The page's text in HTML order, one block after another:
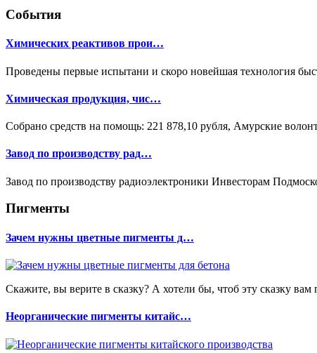
События
Химических реактивов прои…
Проведены первые испытани и скоро новейшая технология
Химическая продукция, чис…
Собрано средств на помощь: 221 878,10 рубля, Амурские
Завод по производству рад…
Завод по производству радиоэлектроники Инвесторам
Пигменты
Зачем нужны цветные пигменты д…
Скажите, вы верите в сказку? А хотели бы, чтоб эту сказку
Неорганические пигменты китайс…